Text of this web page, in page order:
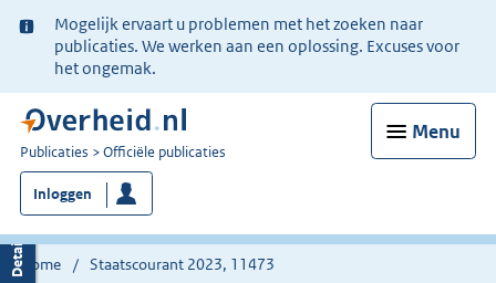
Ter
informatie:
Mogelijk ervaart u problemen met het zoeken naar
publicaties. We werken aan een oplossing. Excuses voor
het ongemak.
Menu
U
bent
nu
hier:
Publicaties Officiële publicaties
Inloggen
Home Staatscourant 2023, 11473